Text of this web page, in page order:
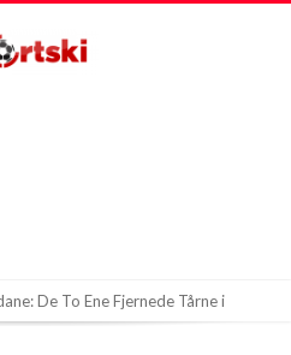
De To Ene Fjernede Tårne i